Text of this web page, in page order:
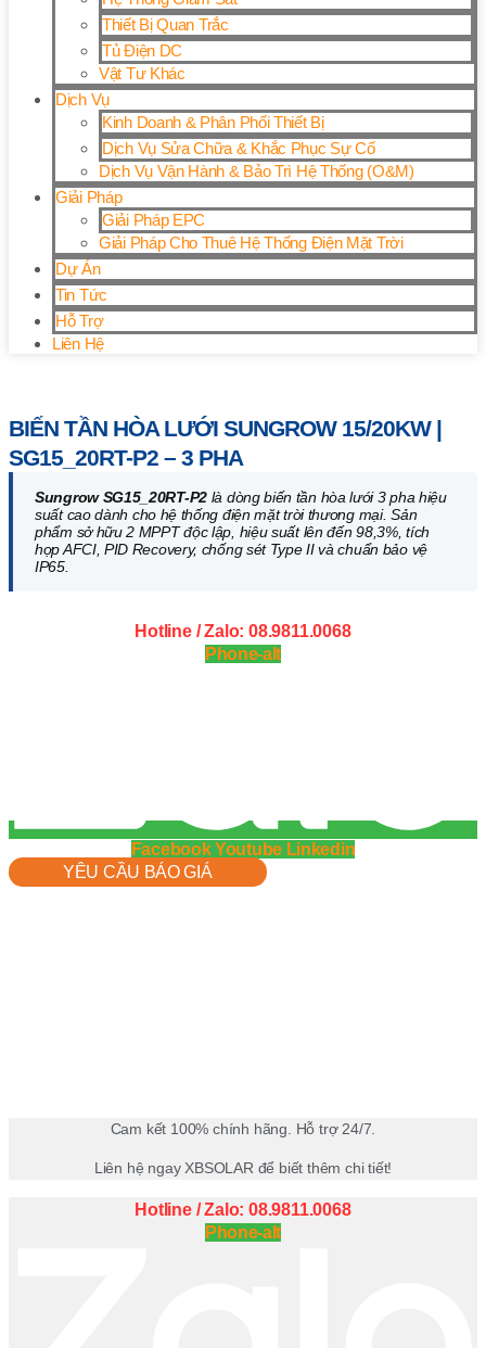
Thiết Bị Quan Trắc
Tủ Điện DC
Vật Tư Khác
Dịch Vụ
Kinh Doanh & Phân Phối Thiết Bị
Dịch Vụ Sửa Chữa & Khắc Phục Sự Cố
Dịch Vụ Vận Hành & Bảo Trì Hệ Thống (O&M)
Giải Pháp
Giải Pháp EPC
Giải Pháp Cho Thuê Hệ Thống Điện Mặt Trời
Dự Án
Tin Tức
Hỗ Trợ
Liên Hệ
BIẾN TẦN HÒA LƯỚI SUNGROW 15/20KW |
SG15_20RT-P2 – 3 PHA
Sungrow SG15_20RT-P2 là dòng biến tần hòa lưới 3 pha hiệu
suất cao dành cho hệ thống điện mặt trời thương mại. Sản
phẩm sở hữu 2 MPPT độc lập, hiệu suất lên đến 98,3%, tích
hợp AFCI, PID Recovery, chống sét Type II và chuẩn bảo vệ
IP65.
Hotline / Zalo: 08.9811.0068
Phone-alt
Facebook Youtube Linkedin
YÊU CẦU BÁO GIÁ
Cam kết 100% chính hãng. Hỗ trợ 24/7.
Liên hệ ngay XBSOLAR để biết thêm chi tiết!
Hotline / Zalo: 08.9811.0068
Phone-alt